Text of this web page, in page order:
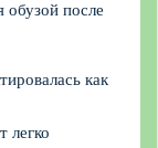
обузой после
как
легко